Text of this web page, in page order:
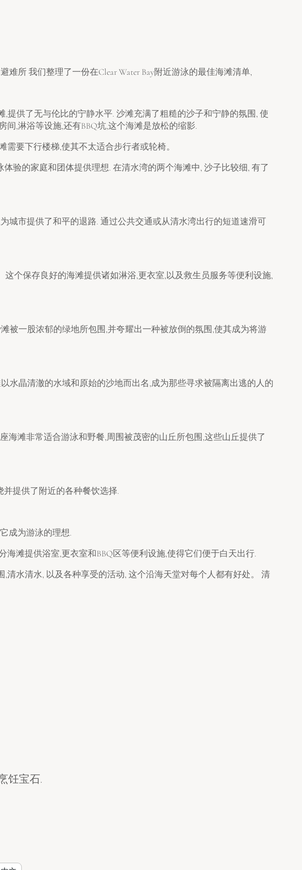
所 我们整理了一份在Clear Water Bay附近游泳的最佳海滩清单,
,提供了无与伦比的宁静水平. 沙滩充满了粗糙的沙子和宁静的氛围, 使
,淋浴等设施,还有BBQ坑,这个海滩是放松的缩影.
要下行楼梯,使其不太适合步行者或轮椅。
体验的家庭和团体提供理想. 在清水湾的两个海滩中, 沙子比较细, 有了
城市提供了和平的退路. 通过公共交通或从清水湾出行的短道速滑可
个保存良好的海滩提供诸如淋浴,更衣室,以及救生员服务等便利设施,
被一股浓郁的绿地所包围,并夸耀出一种被放倒的氛围,使其成为将游
水晶清澈的水域和原始的沙地而出名,成为那些寻求被隔离出逃的人的
海滩非常适合游泳和野餐,周围被茂密的山丘所包围,这些山丘提供了
提供了附近的各种餐饮选择.
成为游泳的理想.
滩提供浴室,更衣室和BBQ区等便利设施,使得它们便于白天出行.
水清水, 以及各种享受的活动, 这个沿海天堂对每个人都有好处。 清
饪宝石.